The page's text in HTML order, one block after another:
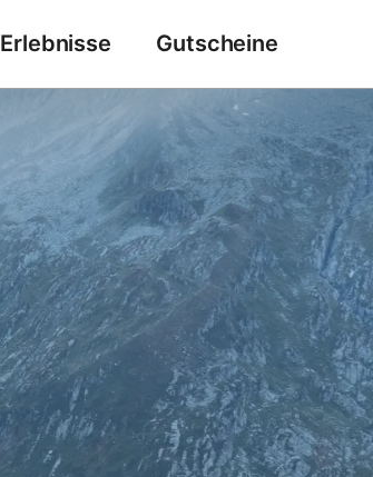
Erlebnisse Gutscheine